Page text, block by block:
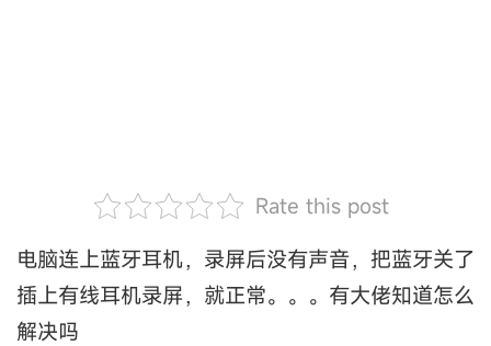
Rate this post
电脑连上蓝牙耳机，录屏后没有声音，把蓝牙关了
插上有线耳机录屏，就正常。。。有大佬知道怎么
解决吗